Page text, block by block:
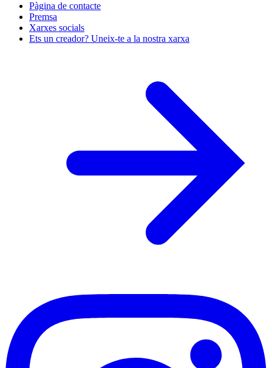
Pàgina de contacte
Premsa
Xarxes socials
Ets un creador? Uneix-te a la nostra xarxa